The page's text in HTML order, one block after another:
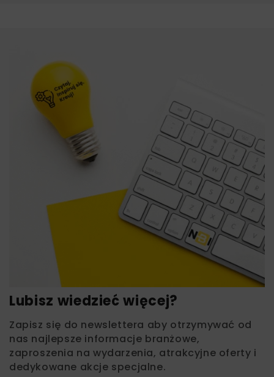
Lubisz wiedzieć więcej?
Zapisz się do newslettera aby otrzymywać od
nas najlepsze informacje branżowe,
zaproszenia na wydarzenia, atrakcyjne oferty i
dedykowane akcje specjalne.